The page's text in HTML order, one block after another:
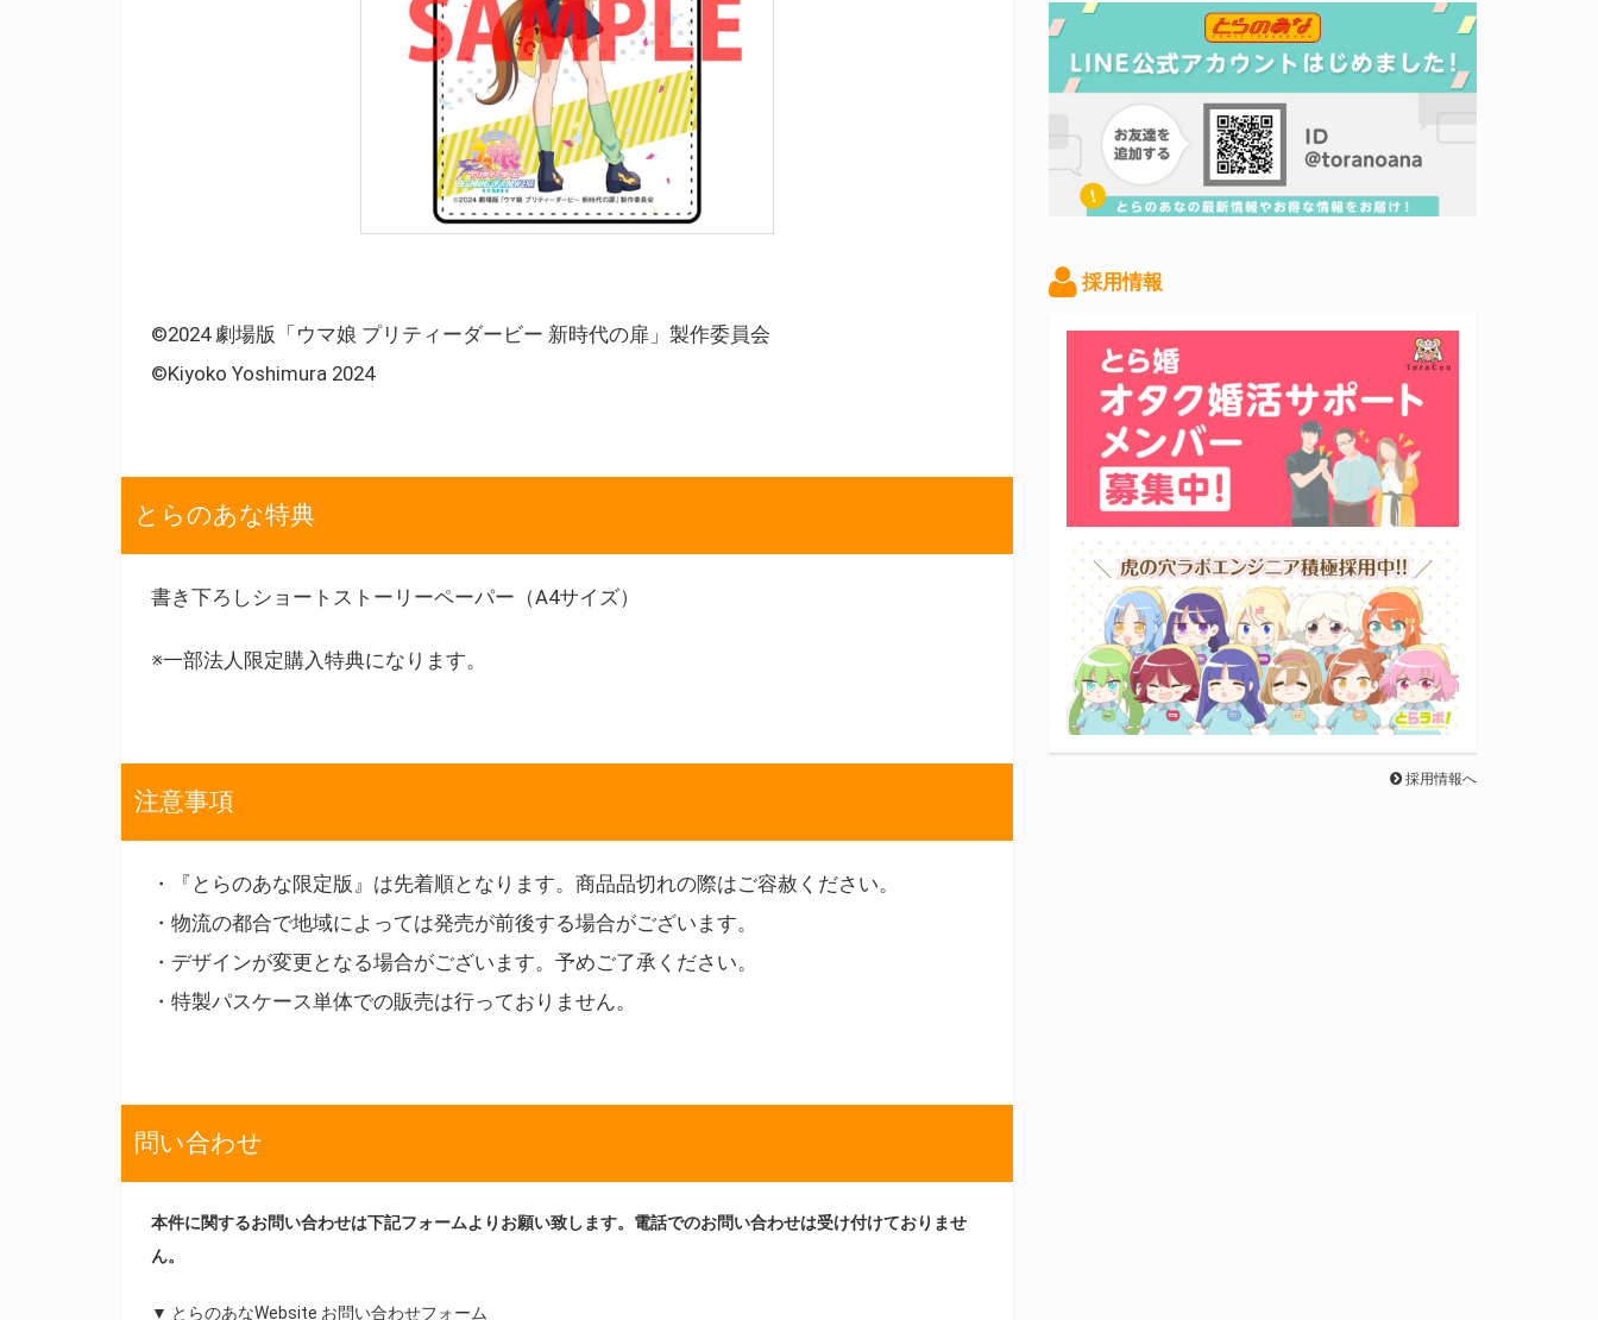
©2024 劇場版「ウマ娘 プリティーダービー 新時代の扉」製作委員会
©Kiyoko Yoshimura 2024
とらのあな特典
書き下ろしショートストーリーペーパー（A4サイズ）
※一部法人限定購入特典になります。
注意事項
・『とらのあな限定版』は先着順となります。商品品切れの際はご容赦ください。
・物流の都合で地域によっては発売が前後する場合がございます。
・デザインが変更となる場合がございます。予めご了承ください。
・特製パスケース単体での販売は行っておりません。
問い合わせ
本件に関するお問い合わせは下記フォームよりお願い致します。電話でのお問い合わせは受け付けておりませ
ん。
▼ とらのあなWebsite お問い合わせフォーム
採用情報
採用情報へ